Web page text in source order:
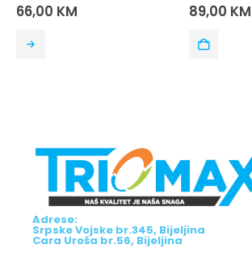
0out of 5
66,00 KM 0out of 5
89,00 KM
Adrese:
Srpske Vojske br.345, Bijeljina
Cara Uroša br.56, Bijeljina